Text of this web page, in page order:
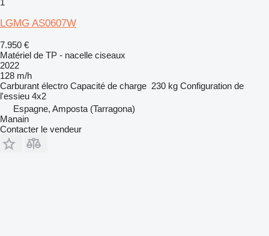
LGMG AS0607W
7.950 €
Matériel de TP - nacelle ciseaux
2022
128 m/h
Carburant électro Capacité de charge 230 kg Configuration de
l'essieu 4x2
Espagne, Amposta (Tarragona)
Manain
Contacter le vendeur